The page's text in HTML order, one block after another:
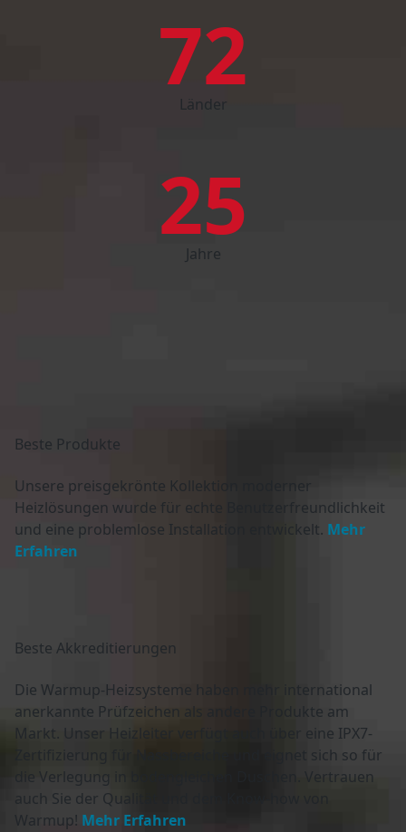
72
Länder
25
Jahre
Beste Produkte
Unsere preisgekrönte Kollektion moderner
Heizlösungen wurde für echte Benutzerfreundlichkeit
und eine problemlose Installation entwickelt. Mehr
Erfahren
Beste Akkreditierungen
Die Warmup-Heizsysteme haben mehr international
anerkannte Prüfzeichen als andere Produkte am
Markt. Unser Heizleiter verfügt auch über eine IPX7-
Zertifizierung für Nassbereiche und eignet sich so für
die Verlegung in bodengleichen Duschen. Vertrauen
auch Sie der Qualität und dem Know-how von
Warmup! Mehr Erfahren